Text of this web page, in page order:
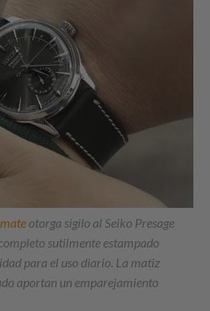
otorga sigilo al Seiko Presage
sutilmente estampado
para el uso diario. La matiz
aportan un emparejamiento